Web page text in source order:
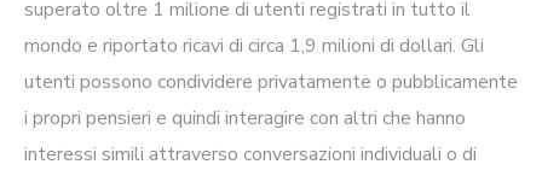
superato oltre 1 milione di utenti registrati in tutto il
mondo e riportato ricavi di circa 1,9 milioni di dollari. Gli
utenti possono condividere privatamente o pubblicamente
i propri pensieri e quindi interagire con altri che hanno
interessi simili attraverso conversazioni individuali o di